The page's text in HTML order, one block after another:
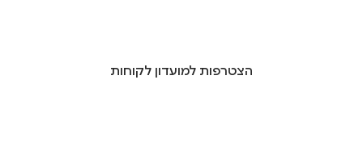
הצטרפות למועדון לקוחות